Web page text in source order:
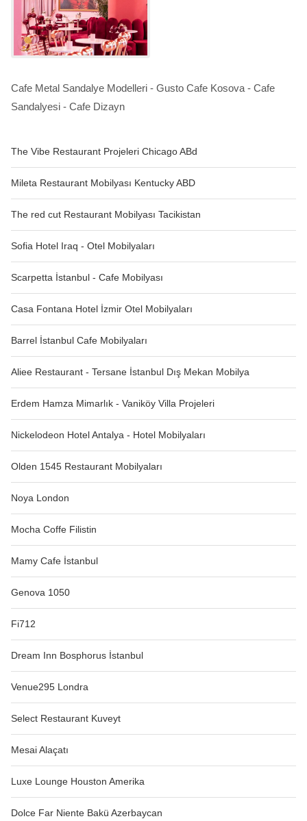
The Vibe Restaurant Projeleri Chicago ABd
Mileta Restaurant Mobilyası Kentucky ABD
The red cut Restaurant Mobilyası Tacikistan
Sofia Hotel Iraq - Otel Mobilyaları
Scarpetta İstanbul - Cafe Mobilyası
Casa Fontana Hotel İzmir Otel Mobilyaları
Barrel İstanbul Cafe Mobilyaları
Aliee Restaurant - Tersane İstanbul Dış Mekan Mobilya
Erdem Hamza Mimarlık - Vaniköy Villa Projeleri
Nickelodeon Hotel Antalya - Hotel Mobilyaları
Olden 1545 Restaurant Mobilyaları
Noya London
Mocha Coffe Filistin
Mamy Cafe İstanbul
Genova 1050
Fi712
Dream Inn Bosphorus İstanbul
Venue295 Londra
Select Restaurant Kuveyt
Mesai Alaçatı
Luxe Lounge Houston Amerika
Dolce Far Niente Bakü Azerbaycan
Cafe Metal Sandalye Modelleri - Gusto Cafe Kosova - Cafe
Sandalyesi - Cafe Dizayn